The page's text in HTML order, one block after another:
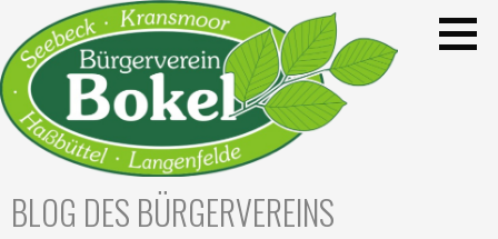
Inhalt
springen
BLOG DES BÜRGERVEREINS